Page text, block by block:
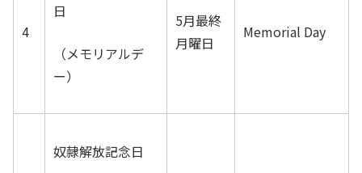
4
日
（メモリアルデ
ー）
5月最終
月曜日
Memorial Day
奴隷解放記念日